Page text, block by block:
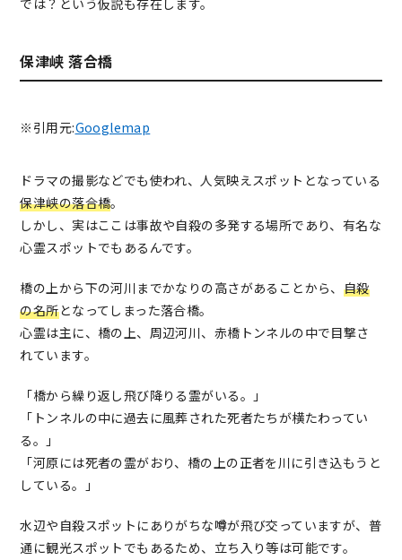
では？という仮説も存在します。
保津峡 落合橋
※引用元:Googlemap
ドラマの撮影などでも使われ、人気映えスポットとなっている
保津峡の落合橋。
しかし、実はここは事故や自殺の多発する場所であり、有名な
心霊スポットでもあるんです。
橋の上から下の河川までかなりの高さがあることから、 自殺
の名所となってしまった落合橋。
心霊は主に、橋の上、周辺河川、赤橋トンネルの中で目撃さ
れています。
「橋から繰り返し飛び降りる霊がいる。」
「トンネルの中に過去に風葬された死者たちが横たわってい
る。」
「河原には死者の霊がおり、橋の上の正者を川に引き込もうと
している。」
水辺や自殺スポットにありがちな噂が飛び交っていますが、普
通に観光スポットでもあるため、立ち入り等は可能です。